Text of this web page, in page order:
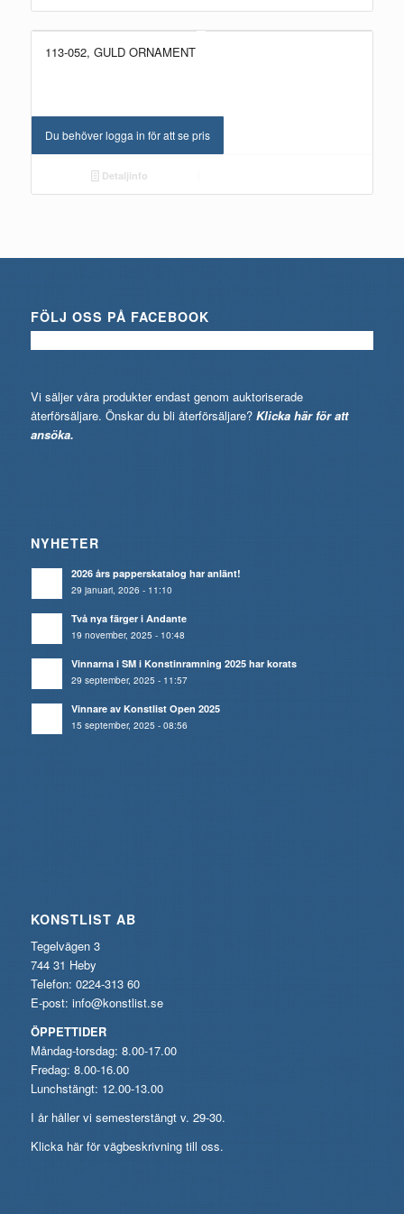
113-052, GULD ORNAMENT
Du behöver logga in för att se pris
Detaljinfo
FÖLJ OSS PÅ FACEBOOK
Vi säljer våra produkter endast genom auktoriserade
återförsäljare. Önskar du bli återförsäljare? Klicka här för att
ansöka.
NYHETER
2026 års papperskatalog har anlänt!
29 januari, 2026 - 11:10
Två nya färger i Andante
19 november, 2025 - 10:48
Vinnarna i SM i Konstinramning 2025 har korats
29 september, 2025 - 11:57
Vinnare av Konstlist Open 2025
15 september, 2025 - 08:56
KONSTLIST AB
Tegelvägen 3
744 31 Heby
Telefon: 0224-313 60
E-post: info@konstlist.se
ÖPPETTIDER
Måndag-torsdag: 8.00-17.00
Fredag: 8.00-16.00
Lunchstängt: 12.00-13.00
I år håller vi semesterstängt v. 29-30.
Klicka här för vägbeskrivning till oss.